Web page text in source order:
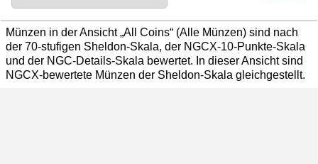
Münzen in der Ansicht „All Coins“ (Alle Münzen) sind nach
der 70-stufigen Sheldon-Skala, der NGCX-10-Punkte-Skala
und der NGC-Details-Skala bewertet. In dieser Ansicht sind
NGCX-bewertete Münzen der Sheldon-Skala gleichgestellt.